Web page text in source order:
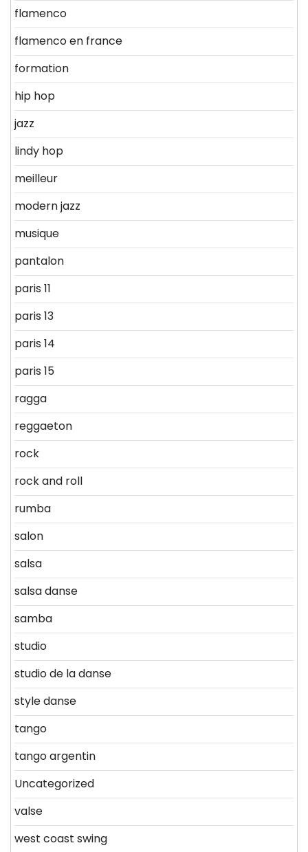
flamenco
flamenco en france
formation
hip hop
jazz
lindy hop
meilleur
modern jazz
musique
pantalon
paris 11
paris 13
paris 14
paris 15
ragga
reggaeton
rock
rock and roll
rumba
salon
salsa
salsa danse
samba
studio
studio de la danse
style danse
tango
tango argentin
Uncategorized
valse
west coast swing